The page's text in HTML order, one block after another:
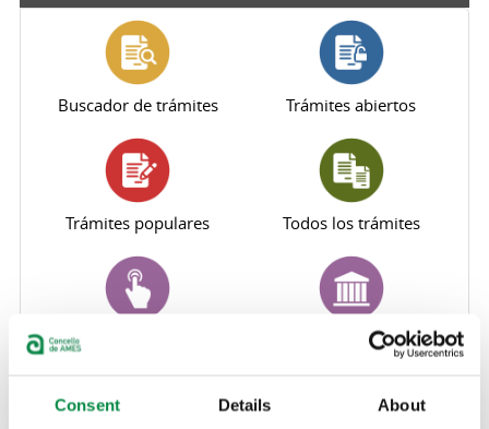
Consent Details About
Buscador de trámites Trámites abiertos
Trámites populares Todos los trámites
Perfil del contratante Sede electrónica